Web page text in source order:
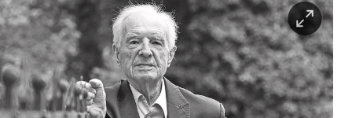
nord
wahrheit
verlag